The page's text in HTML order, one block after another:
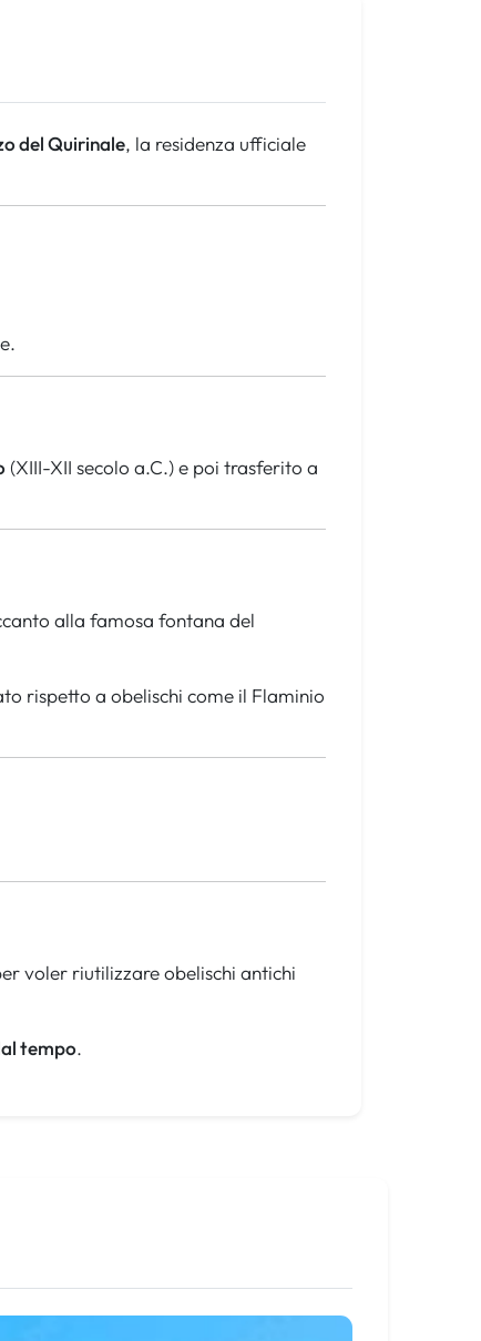
del Quirinale, la residenza ufficiale
(XIII-XII secolo a.C.) e poi trasferito a
alla famosa fontana del
rispetto a obelischi come il Flaminio
voler riutilizzare obelischi antichi
tempo.